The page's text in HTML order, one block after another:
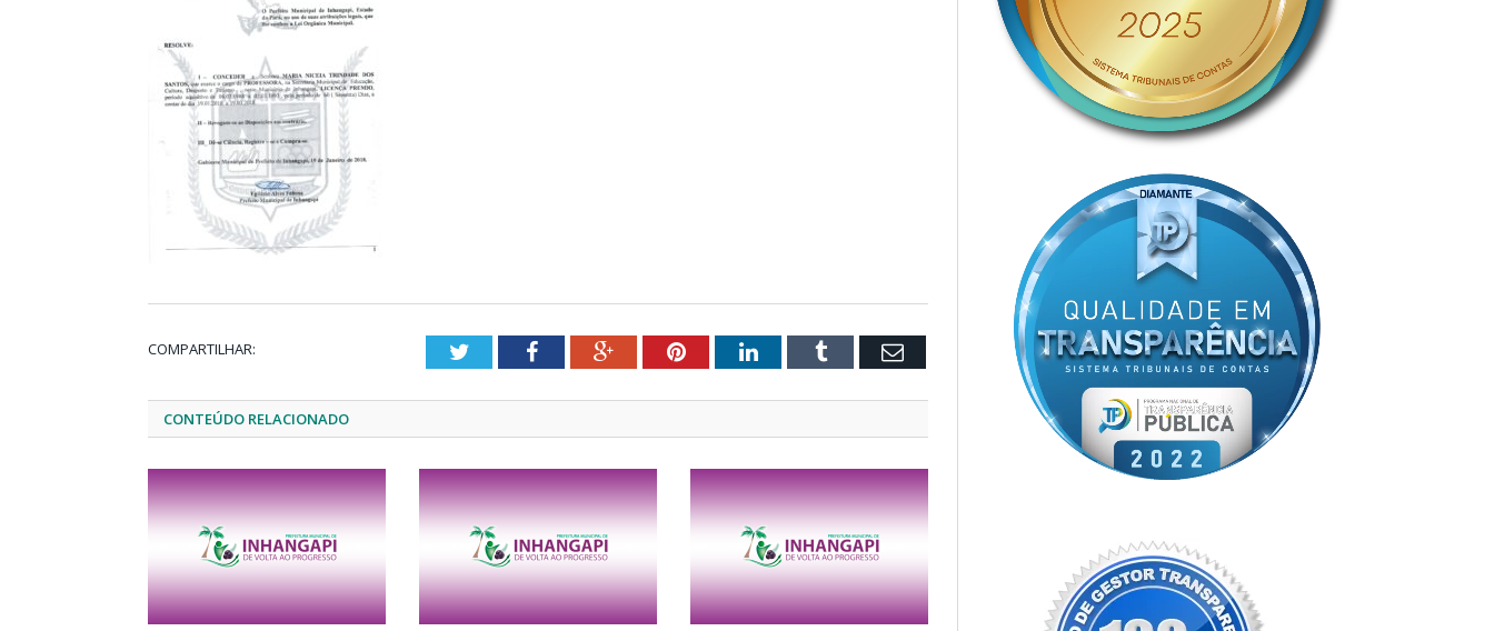
COMPARTILHAR: TwitterFacebookGoogle+PinterestLinkedInTumblr Email
CONTEÚDO RELACIONADO